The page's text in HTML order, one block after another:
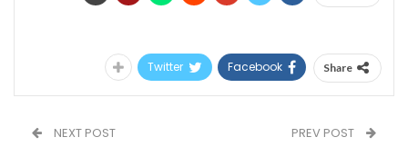
Share
Facebook
Twitter
NEXT POST